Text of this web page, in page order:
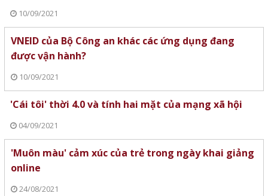
10/09/2021
VNEID của Bộ Công an khác các ứng dụng đang
được vận hành?
10/09/2021
'Cái tôi' thời 4.0 và tính hai mặt của mạng xã hội
04/09/2021
'Muôn màu' cảm xúc của trẻ trong ngày khai giảng
online
24/08/2021